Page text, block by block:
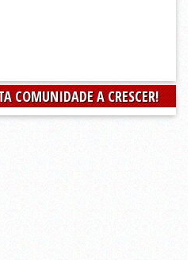
COMUNIDADE A CRESCER!